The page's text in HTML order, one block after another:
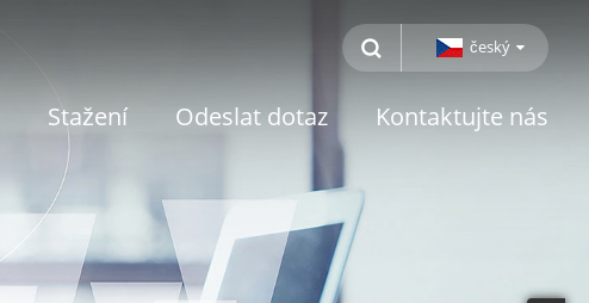
český
Stažení Odeslat dotaz Kontaktujte nás